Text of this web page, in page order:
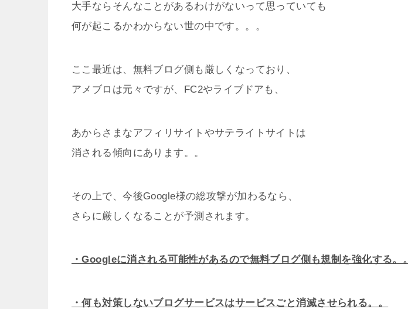
大手ならそんなことがあるわけがないって思っていても
何が起こるかわからない世の中です。。。
ここ最近は、無料ブログ側も厳しくなっており、
アメブロは元々ですが、FC2やライブドアも、
あからさまなアフィリサイトやサテライトサイトは
消される傾向にあります。。
その上で、今後Google様の総攻撃が加わるなら、
さらに厳しくなることが予測されます。
・Googleに消される可能性があるので無料ブログ側も規制を強化する。。
・何も対策しないブログサービスはサービスごと消滅させられる。。